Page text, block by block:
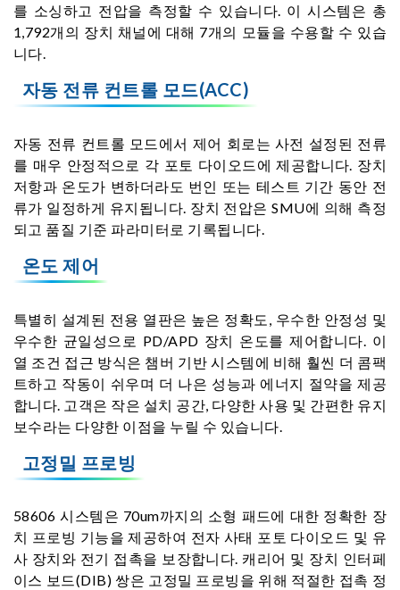
를 소싱하고 전압을 측정할 수 있습니다. 이 시스템은 총
1,792개의 장치 채널에 대해 7개의 모듈을 수용할 수 있습
니다.
자동 전류 컨트롤 모드(ACC)
자동 전류 컨트롤 모드에서 제어 회로는 사전 설정된 전류
를 매우 안정적으로 각 포토 다이오드에 제공합니다. 장치
저항과 온도가 변하더라도 번인 또는 테스트 기간 동안 전
류가 일정하게 유지됩니다. 장치 전압은 SMU에 의해 측정
되고 품질 기준 파라미터로 기록됩니다.
온도 제어
특별히 설계된 전용 열판은 높은 정확도, 우수한 안정성 및
우수한 균일성으로 PD/APD 장치 온도를 제어합니다. 이
열 조건 접근 방식은 챔버 기반 시스템에 비해 훨씬 더 콤팩
트하고 작동이 쉬우며 더 나은 성능과 에너지 절약을 제공
합니다. 고객은 작은 설치 공간, 다양한 사용 및 간편한 유지
보수라는 다양한 이점을 누릴 수 있습니다.
고정밀 프로빙
58606 시스템은 70um까지의 소형 패드에 대한 정확한 장
치 프로빙 기능을 제공하여 전자 사태 포토 다이오드 및 유
사 장치와 전기 접촉을 보장합니다. 캐리어 및 장치 인터페
이스 보드(DIB) 쌍은 고정밀 프로빙을 위해 적절한 접촉 정